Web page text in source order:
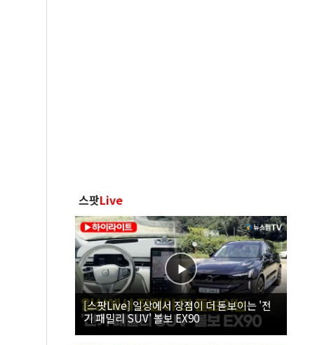
스팟Live
[스팟Live] 일상에서 장점이 더 돋보이는 '전
기 패밀리 SUV' 볼보 EX90